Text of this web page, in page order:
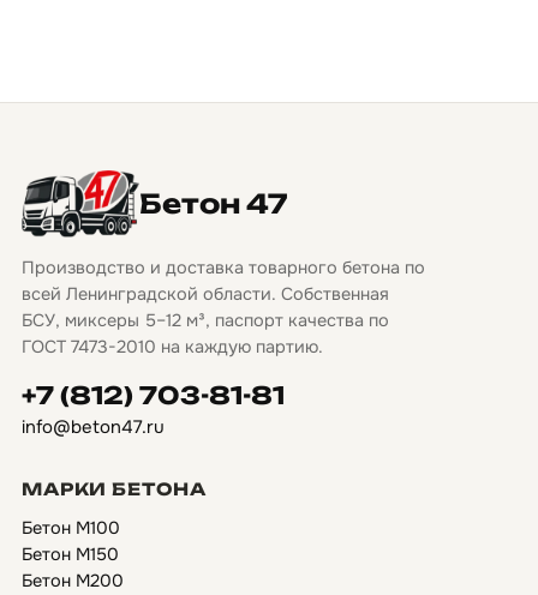
Бетон 47
Производство и доставка товарного бетона по
всей Ленинградской области. Собственная
БСУ, миксеры 5–12 м³, паспорт качества по
ГОСТ 7473-2010 на каждую партию.
+7 (812) 703-81-81
info@beton47.ru
МАРКИ БЕТОНА
Бетон М100
Бетон М150
Бетон М200